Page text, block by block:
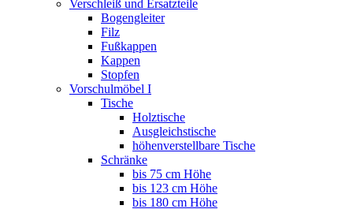
Verschleiß und Ersatzteile
Bogengleiter
Filz
Fußkappen
Kappen
Stopfen
Vorschulmöbel I
Tische
Holztische
Ausgleichstische
höhenverstellbare Tische
Schränke
bis 75 cm Höhe
bis 123 cm Höhe
bis 180 cm Höhe